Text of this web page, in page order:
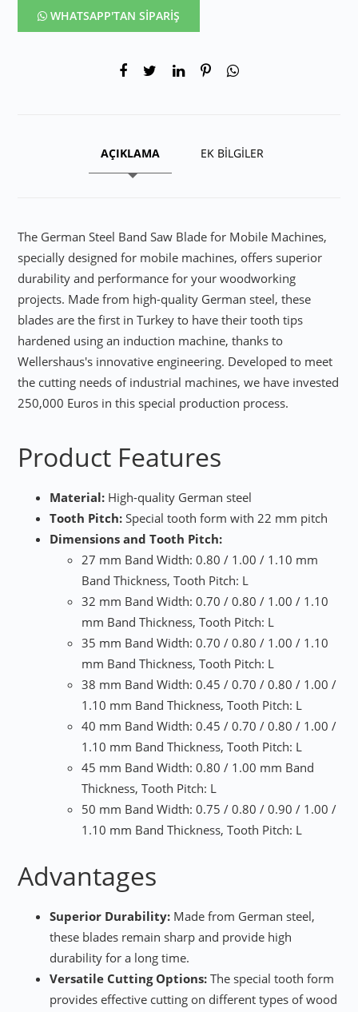
WHATSAPP'TAN SİPARİŞ
AÇIKLAMA EK BİLGİLER
The German Steel Band Saw Blade for Mobile Machines,
specially designed for mobile machines, offers superior
durability and performance for your woodworking
projects. Made from high-quality German steel, these
blades are the first in Turkey to have their tooth tips
hardened using an induction machine, thanks to
Wellershaus's innovative engineering. Developed to meet
the cutting needs of industrial machines, we have invested
250,000 Euros in this special production process.
Product Features
Material: High-quality German steel
Tooth Pitch: Special tooth form with 22 mm pitch
Dimensions and Tooth Pitch:
27 mm Band Width: 0.80 / 1.00 / 1.10 mm
Band Thickness, Tooth Pitch: L
32 mm Band Width: 0.70 / 0.80 / 1.00 / 1.10
mm Band Thickness, Tooth Pitch: L
35 mm Band Width: 0.70 / 0.80 / 1.00 / 1.10
mm Band Thickness, Tooth Pitch: L
38 mm Band Width: 0.45 / 0.70 / 0.80 / 1.00 /
1.10 mm Band Thickness, Tooth Pitch: L
40 mm Band Width: 0.45 / 0.70 / 0.80 / 1.00 /
1.10 mm Band Thickness, Tooth Pitch: L
45 mm Band Width: 0.80 / 1.00 mm Band
Thickness, Tooth Pitch: L
50 mm Band Width: 0.75 / 0.80 / 0.90 / 1.00 /
1.10 mm Band Thickness, Tooth Pitch: L
Advantages
Superior Durability: Made from German steel,
these blades remain sharp and provide high
durability for a long time.
Versatile Cutting Options: The special tooth form
provides effective cutting on different types of wood